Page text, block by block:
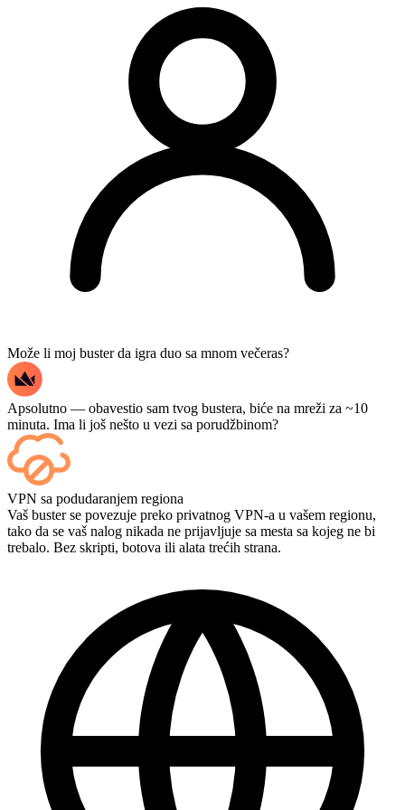
Može li moj buster da igra duo sa mnom večeras?
Apsolutno — obavestio sam tvog bustera, biće na mreži za ~10
minuta. Ima li još nešto u vezi sa porudžbinom?
Da — svaki meč se pojavljuje na vašoj kontrolnoj tabli čim se
završi, a ako želite da gledate same partije, dodajte Streaming
prilikom plaćanja.
VPN sa podudaranjem regiona
Vaš buster se povezuje preko privatnog VPN-a u vašem regionu,
tako da se vaš nalog nikada ne prijavljuje sa mesta sa kojeg ne bi
trebalo. Bez skripti, botova ili alata trećih strana.